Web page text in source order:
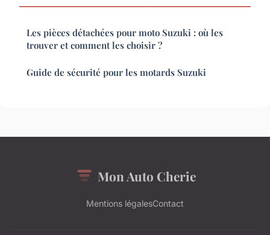
Les pièces détachées pour moto Suzuki : où les
trouver et comment les choisir ?
Guide de sécurité pour les motards Suzuki
Mon Auto Cherie
Mentions légalesContact